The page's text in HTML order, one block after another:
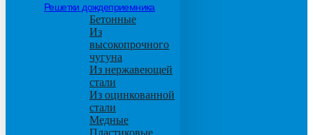
Решетки дождеприемника
Бетонные
Из
высокопрочного
чугуна
Из нержавеющей
стали
Из оцинкованной
стали
Медные
Пластиковые